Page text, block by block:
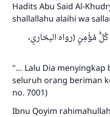
Hadits Abu Said Al-
shallallahu alaihi wa
مُؤْمِنٍ (رواه البخاري،
"… Lalu Dia menyingkap
seluruh orang beriman
no. 7001)
Ibnu Qoyim